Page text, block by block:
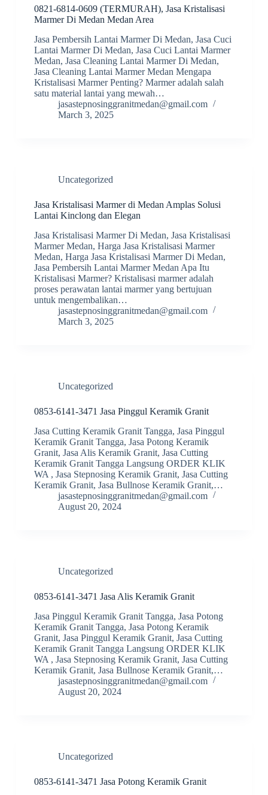
0821-6814-0609 (TERMURAH), Jasa Kristalisasi
Marmer Di Medan Medan Area
Jasa Pembersih Lantai Marmer Di Medan, Jasa Cuci
Lantai Marmer Di Medan, Jasa Cuci Lantai Marmer
Medan, Jasa Cleaning Lantai Marmer Di Medan,
Jasa Cleaning Lantai Marmer Medan Mengapa
Kristalisasi Marmer Penting? Marmer adalah salah
satu material lantai yang mewah…
jasastepnosinggranitmedan@gmail.com
March 3, 2025
Uncategorized
Jasa Kristalisasi Marmer di Medan Amplas Solusi
Lantai Kinclong dan Elegan
Jasa Kristalisasi Marmer Di Medan, Jasa Kristalisasi
Marmer Medan, Harga Jasa Kristalisasi Marmer
Medan, Harga Jasa Kristalisasi Marmer Di Medan,
Jasa Pembersih Lantai Marmer Medan Apa Itu
Kristalisasi Marmer? Kristalisasi marmer adalah
proses perawatan lantai marmer yang bertujuan
untuk mengembalikan…
jasastepnosinggranitmedan@gmail.com
March 3, 2025
Uncategorized
0853-6141-3471 Jasa Pinggul Keramik Granit
Jasa Cutting Keramik Granit Tangga, Jasa Pinggul
Keramik Granit Tangga, Jasa Potong Keramik
Granit, Jasa Alis Keramik Granit, Jasa Cutting
Keramik Granit Tangga Langsung ORDER KLIK
WA , Jasa Stepnosing Keramik Granit, Jasa Cutting
Keramik Granit, Jasa Bullnose Keramik Granit,…
jasastepnosinggranitmedan@gmail.com
August 20, 2024
Uncategorized
0853-6141-3471 Jasa Alis Keramik Granit
Jasa Pinggul Keramik Granit Tangga, Jasa Potong
Keramik Granit Tangga, Jasa Potong Keramik
Granit, Jasa Pinggul Keramik Granit, Jasa Cutting
Keramik Granit Tangga Langsung ORDER KLIK
WA , Jasa Stepnosing Keramik Granit, Jasa Cutting
Keramik Granit, Jasa Bullnose Keramik Granit,…
jasastepnosinggranitmedan@gmail.com
August 20, 2024
Uncategorized
0853-6141-3471 Jasa Potong Keramik Granit